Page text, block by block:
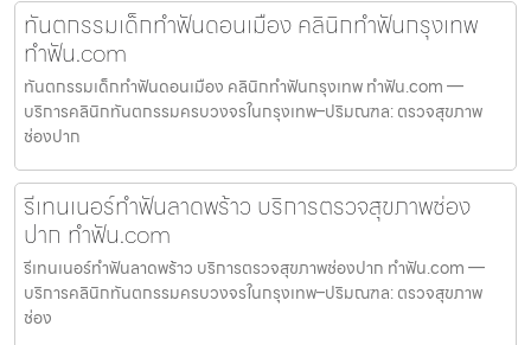
ทันตกรรมเด็กทำฟันดอนเมือง คลินิกทำฟันกรุงเทพ
ทำฟัน.com
ทันตกรรมเด็กทำฟันดอนเมือง คลินิกทำฟันกรุงเทพ ทำฟัน.com —
บริการคลินิกทันตกรรมครบวงจรในกรุงเทพ–ปริมณฑล: ตรวจสุขภาพ
ช่องปาก
รีเทนเนอร์ทำฟันลาดพร้าว บริการตรวจสุขภาพช่อง
ปาก ทำฟัน.com
รีเทนเนอร์ทำฟันลาดพร้าว บริการตรวจสุขภาพช่องปาก ทำฟัน.com —
บริการคลินิกทันตกรรมครบวงจรในกรุงเทพ–ปริมณฑล: ตรวจสุขภาพ
ช่อง